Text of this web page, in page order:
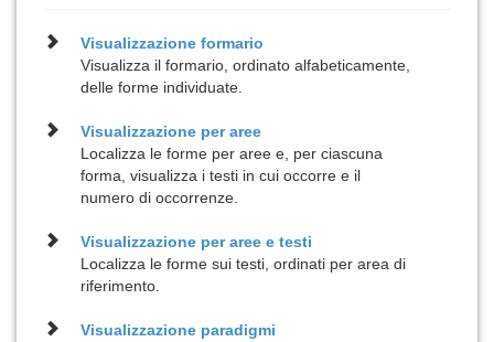
Visualizzazioneformario
Visualizza il formario, ordinato alfabeticamente,
delle forme individuate.
Visualizzazione peraree
Localizza le forme per aree e, per ciascuna
forma, visualizza i testi in cui occorre e il
numero di occorrenze.
Visualizzazione peraree e testi
Localizza le forme sui testi, ordinati per area di
riferimento.
Visualizzazione paradigmi